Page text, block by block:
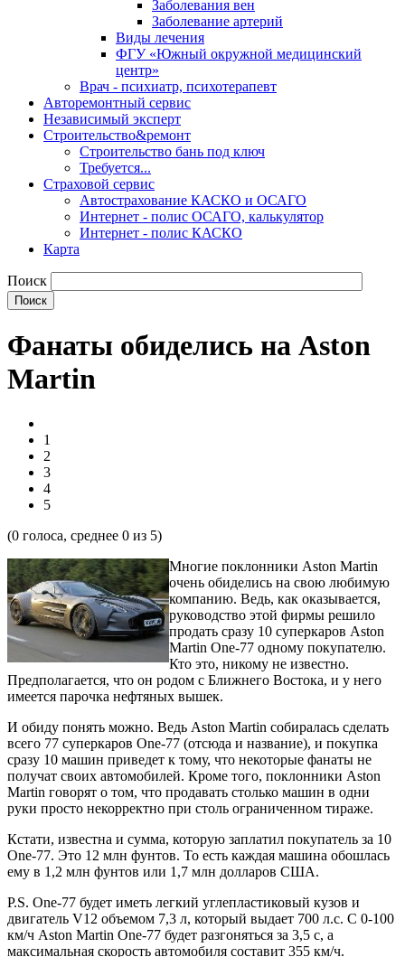
Заболевания вен
Заболевание артерий
Виды лечения
ФГУ «Южный окружной медицинский
центр»
Врач - психиатр, психотерапевт
Авторемонтный сервис
Независимый эксперт
Строительство&ремонт
Строительство бань под ключ
Требуется...
Страховой сервис
Автострахование КАСКО и ОСАГО
Интернет - полис ОСАГО, калькулятор
Интернет - полис КАСКО
Карта
Поиск
Фанаты обиделись на Aston
Martin
1
2
3
4
5
(0 голоса, среднее 0 из 5)
Многие поклонники Aston Martin
очень обиделись на свою любимую
компанию. Ведь, как оказывается,
руководство этой фирмы решило
продать сразу 10 суперкаров Aston
Martin One-77 одному покупателю.
Кто это, никому не известно.
Предполагается, что он родом с Ближнего Востока, и у него
имеется парочка нефтяных вышек.
И обиду понять можно. Ведь Aston Martin собиралась сделать
всего 77 суперкаров One-77 (отсюда и название), и покупка
сразу 10 машин приведет к тому, что некоторые фанаты не
получат своих автомобилей. Кроме того, поклонники Aston
Martin говорят о том, что продавать столько машин в одни
руки просто некорректно при столь ограниченном тираже.
Кстати, известна и сумма, которую заплатил покупатель за 10
One-77. Это 12 млн фунтов. То есть каждая машина обошлась
ему в 1,2 млн фунтов или 1,7 млн долларов США.
P.S. One-77 будет иметь легкий углепластиковый кузов и
двигатель V12 объемом 7,3 л, который выдает 700 л.с. С 0-100
км/ч Aston Martin One-77 будет разгоняться за 3,5 с, а
максимальная скорость автомобиля составит 355 км/ч.